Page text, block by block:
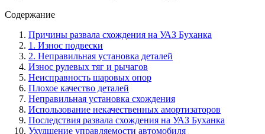
Содержание
Причины развала схождения на УАЗ Буханка
1. Износ подвески
2. Неправильная установка деталей
Износ рулевых тяг и рычагов
Неисправность шаровых опор
Плохое качество деталей
Неправильная установка схождения
Использование некачественных амортизаторов
Последствия развала схождения на УАЗ Буханка
Ухудшение управляемости автомобиля